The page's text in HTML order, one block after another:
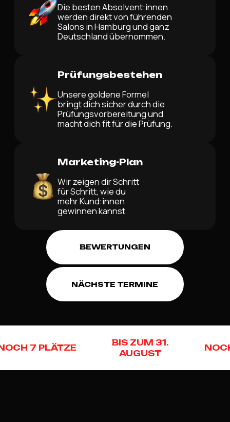
Die besten Absolvent:innen
werden direkt von führenden
Salons in Hamburg und ganz
Deutschland übernommen.
Prüfungsbestehen
Unsere goldene Formel
bringt dich sicher durch die
Prüfungsvorbereitung und
macht dich fit für die Prüfung.
Marketing-Plan
Wir zeigen dir Schritt
für Schritt, wie du
mehr Kund:innen
gewinnen kannst
BEWERTUNGEN
NÄCHSTE TERMINE
7 PLÄTZE
BIS ZUM 31.
AUGUST